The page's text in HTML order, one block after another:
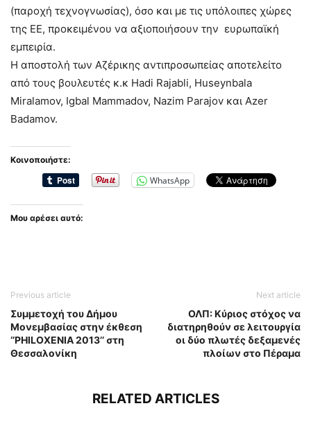
(παροχή τεχνογνωσίας), όσο και με τις υπόλοιπες χώρες
της ΕΕ, προκειμένου να αξιοποιήσουν την ευρωπαϊκή
εμπειρία.
Η αποστολή των Αζέρικης αντιπροσωπείας αποτελείτο
από τους βουλευτές κ.κ Hadi Rajabli, Huseynbala
Miralamov, Igbal Mammadov, Nazim Parajov και Azer
Badamov.
Κοινοποιήστε:
WhatsApp
Μου αρέσει αυτό:
Previous article
Συμμετοχή του Δήμου
Μονεμβασίας στην έκθεση
‘’PHILOXENIA 2013’’ στη
Θεσσαλονίκη
Next article
ΟΛΠ: Κύριος στόχος να
διατηρηθούν σε λειτουργία
οι δύο πλωτές δεξαμενές
πλοίων στο Πέραμα
RELATED ARTICLES